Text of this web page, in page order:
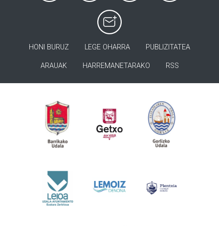
HONI BURUZ LEGE OHARRA PUBLIZITATEA
ARAUAK HARREMANETARAKO RSS